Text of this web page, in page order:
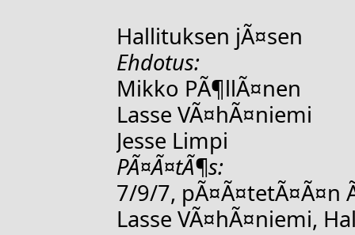
Hallituksen jÃ¤sen
Ehdotus:
Mikko PÃ¶llÃ¤nen
Lasse VÃ¤hÃ¤niemi
Jesse Limpi
PÃ¤Ã¤tÃ¶s:
7/9/7, pÃ¤Ã¤tetÃ¤Ã¤n
Lasse VÃ¤hÃ¤niemi,